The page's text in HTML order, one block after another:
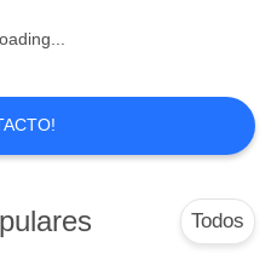
arena
16
Todos